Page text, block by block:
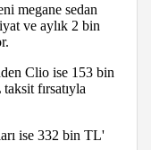
megane sedan
ve aylık 2 bin
Clio ise 153 bin
fırsatıyla
ise 332 bin TL'